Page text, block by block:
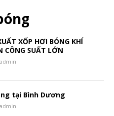
XỐP HƠI BÓNG KHÍ
CÔNG SUẤT LỚN
admin
tại Bình Dương
admin